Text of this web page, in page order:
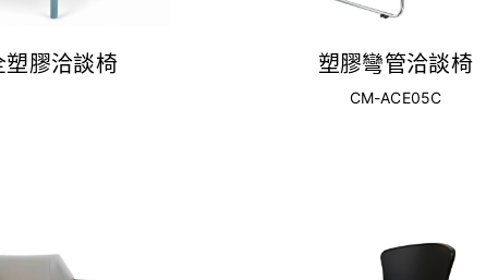
塑膠洽談椅 塑膠彎管洽談椅
CM-ACE05C